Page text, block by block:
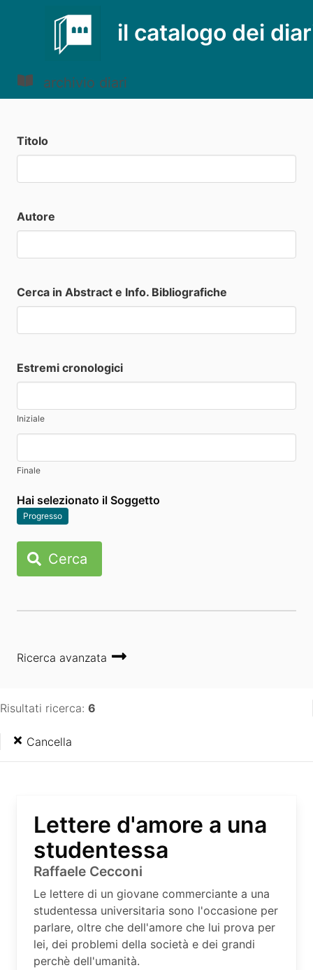
il catalogo dei
archivio diari
Titolo
Autore
Cerca in Abstract e Info. Bibliografiche
Estremi cronologici
Iniziale
Finale
Hai selezionato il Soggetto
Progresso
Cerca
Ricerca avanzata
Risultati ricerca: 6
Cancella
Lettere d'amore a una
studentessa
Raffaele Cecconi
Le lettere di un giovane commerciante a una
studentessa universitaria sono l'occasione per
parlare, oltre che dell'amore che lui prova per
lei, dei problemi della società e dei grandi
perchè dell'umanità.